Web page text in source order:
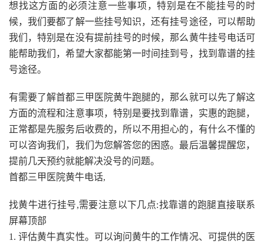
想找这方面的必须注意一些事项，特别是在不能挂号的时
候，我们要都了解一些挂号知识，还有挂号途径，可以帮助
我们，特别是在没有提前挂号的时候，那么黄牛挂号电话可
能帮助我们，希望大家都能第一时间挂到号，找到靠谱的挂
号途径。
有需要了解首都三甲医院黄牛跑腿的，那么就可以先了解这
方面的流程和注意事项，特别是要找到靠谱，实惠的跑腿，
正常都是先服务后收费的，所以不用担心的，有什么不懂的
可以咨询我们，我们为您解答您的困惑。最后温馨提醒您，
提前几天预约就能解决没号的问题。
首都三甲医院黄牛电话,
找黄牛进行挂号,需要注意以下几点:找靠谱的跑腿直接联系
屏幕顶部
1. 评估黄牛真实性。可以询问黄牛的工作情况、可提供的医